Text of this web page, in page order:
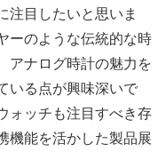
注目したいと思いま
ーのような伝統的な時
アナログ時計の魅力を
いる点が興味深いで
ォッチも注目すべき存
機能を活かした製品展